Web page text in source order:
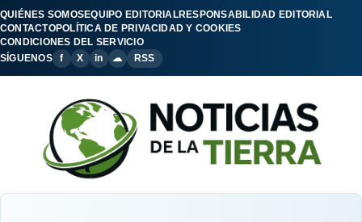
QUIÉNES SOMOSEQUIPO EDITORIALRESPONSABILIDAD EDITORIAL
CONTACTOPOLÍTICA DE PRIVACIDAD Y COOKIES
CONDICIONES DEL SERVICIO
SÍGUENOS
f X in ☁ RSS